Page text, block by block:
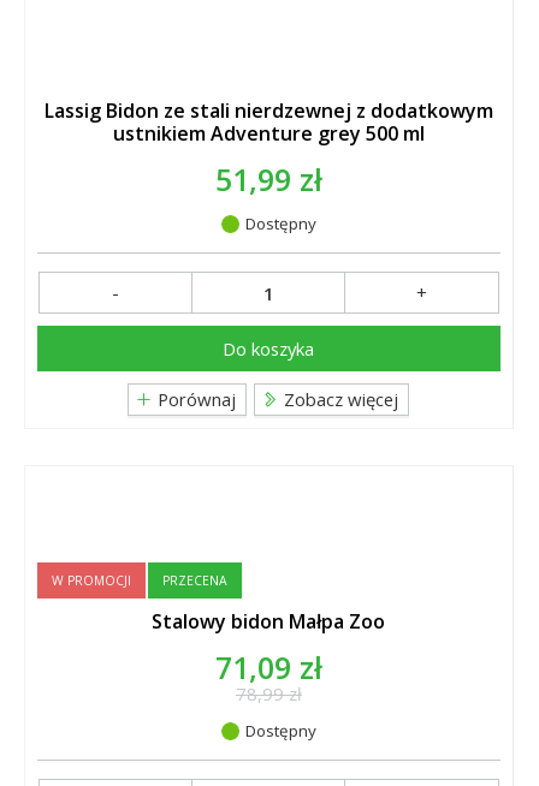
Lassig Bidon ze stali nierdzewnej z dodatkowym
ustnikiem Adventure grey 500 ml
51,99 zł
Dostępny
- +
Do koszyka
Porównaj Zobacz więcej
W PROMOCJI PRZECENA
Stalowy bidon Małpa Zoo
71,09 zł
78,99 zł
Dostępny